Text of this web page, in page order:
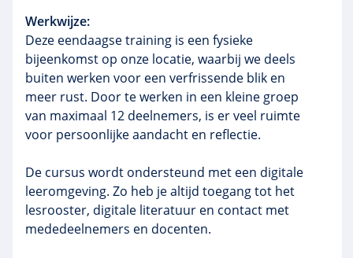
Werkwijze:
Deze eendaagse training is een fysieke
bijeenkomst op onze locatie, waarbij we deels
buiten werken voor een verfrissende blik en
meer rust. Door te werken in een kleine groep
van maximaal 12 deelnemers, is er veel ruimte
voor persoonlijke aandacht en reflectie.
De cursus wordt ondersteund met een digitale
leeromgeving. Zo heb je altijd toegang tot het
lesrooster, digitale literatuur en contact met
mededeelnemers en docenten.